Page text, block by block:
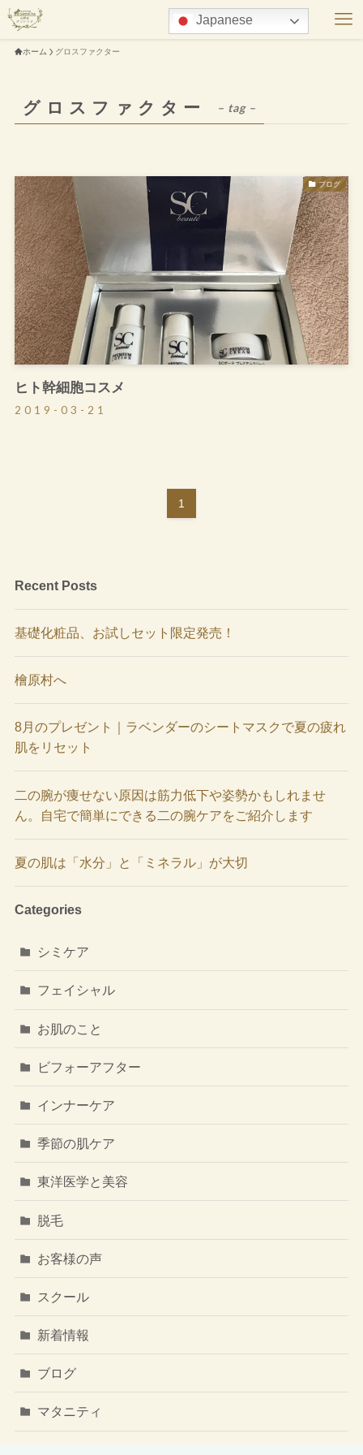
ホーム グロスファクター
グロスファクター – tag –
ブログ
ヒト幹細胞コスメ
2019-03-21
1
Recent Posts
基礎化粧品、お試しセット限定発売！
檜原村へ
8月のプレゼント｜ラベンダーのシートマスクで夏の疲れ
肌をリセット
二の腕が痩せない原因は筋力低下や姿勢かもしれませ
ん。自宅で簡単にできる二の腕ケアをご紹介します
夏の肌は「水分」と「ミネラル」が大切
Categories
シミケア
フェイシャル
お肌のこと
ビフォーアフター
インナーケア
季節の肌ケア
東洋医学と美容
脱毛
お客様の声
スクール
新着情報
ブログ
マタニティ
Japanese